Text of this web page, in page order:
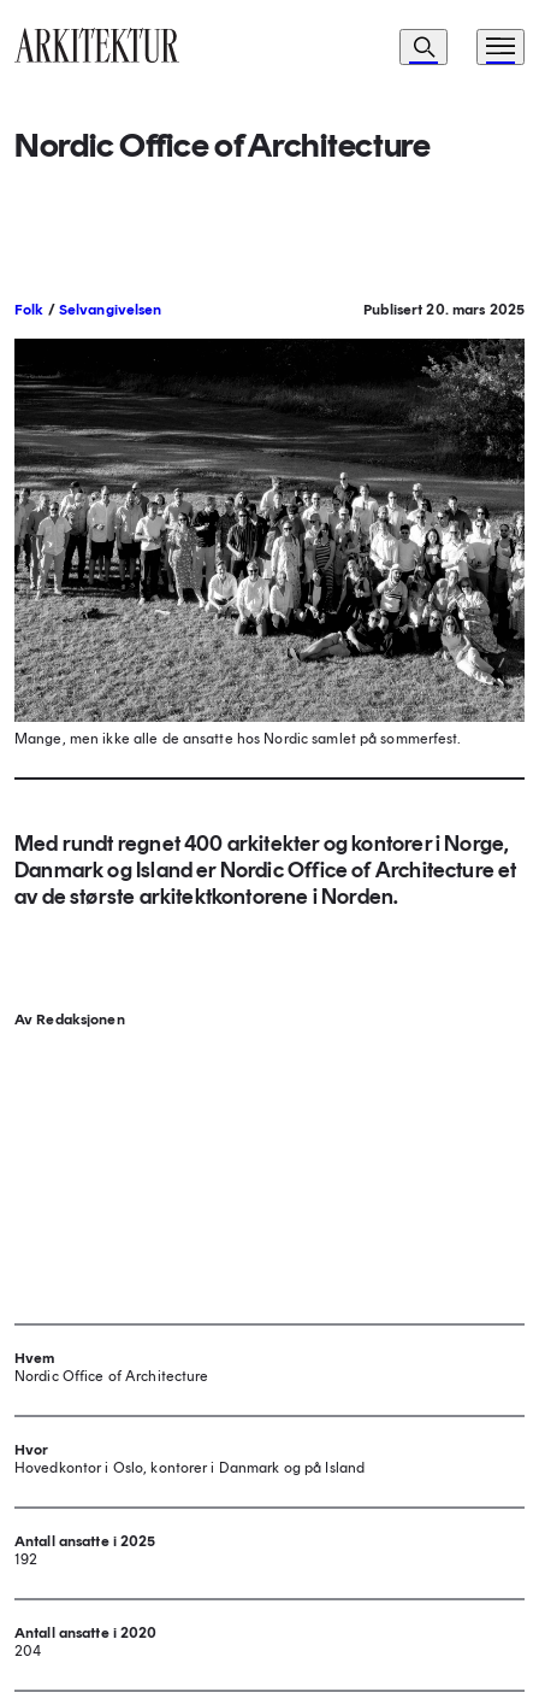
Navigasjon
Søk Meny
Nordic Office of Architecture
Folk / Selvangivelsen Publisert 20. mars 2025
Mange, men ikke alle de ansatte hos Nordic samlet på sommerfest.
Med rundt regnet 400 arkitekter og kontorer i Norge,
Danmark og Island er Nordic Office of Architecture et
av de største arkitektkontorene i Norden.
Av Redaksjonen
Hvem
Nordic Office of Architecture
Hvor
Hovedkontor i Oslo, kontorer i Danmark og på Island
Antall ansatte i 2025
192
Antall ansatte i 2020
204